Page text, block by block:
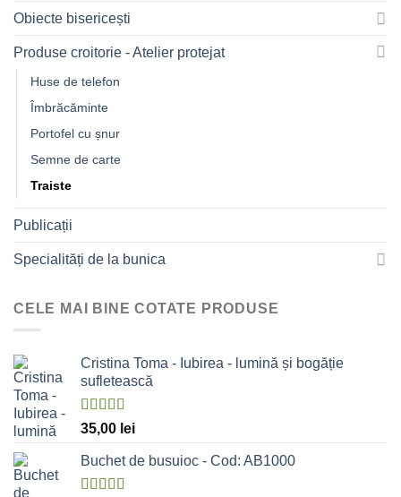
Obiecte bisericești
Produse croitorie - Atelier protejat
Huse de telefon
Îmbrăcăminte
Portofel cu șnur
Semne de carte
Traiste
Publicații
Specialități de la bunica
CELE MAI BINE COTATE PRODUSE
Cristina Toma - Iubirea - lumină și bogăție
sufletească
Evaluat la
5.00
din 5
35,00 lei
Buchet de busuioc - Cod: AB1000